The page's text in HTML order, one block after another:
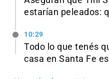
estarían peleados:
10:29
Todo lo que tenés
casa en Santa Fe